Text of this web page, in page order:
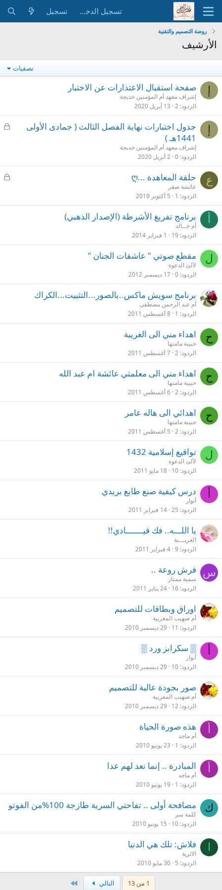
تسجيل الدخول تسجيل
روضة التصميم والتقنية
الأرشيف
تصفيات
إ صفحة استقبال الاعتذارات عن الاختبار
إشراف معهد أم المؤمنين خديجة
الردود 2 13 أبريل 2020
إ
م
جدول اختبارات نهاية الفصل الثالث ( جمادى الأولى
1441هـ )
إشراف معهد أم المؤمنين خديجة
الردود 0 2 أبريل 2020
ع
م
حلقة المعاهدة ...ღ
عائشة صقر
الردود 1 5 أكتوبر 2019
أ برنامج تفريغ الأشرطة (الإصدار الذهبي)
أم خــالد
الردود 19 1 فبراير 2014
ل مقطع صوتي " عاشقات الجنان "
لآلئ الدعوة
الردود 0 17 ديسمبر 2012
برنامج سويش ماكس..بالصور...التثبيت...الكراك
أم عبد الرحمن مصطفى
الردود 1 8 أغسطس 2011
ح اهداء مني الى الغريبة
حبيبة مامتها
الردود 2 7 أغسطس 2011
ح اهداء مني الى معلمتي عائشة ام عبد الله
حبيبة مامتها
الردود 2 6 أغسطس 2011
ح اهدائي الى هاله عامر
حبيبة مامتها
الردود 2 5 أغسطس 2011
ل تواقيع إسلامية 1432
لآلئ الدعوة
الردود 10 18 مايو 2011
أ درس كيفية صنع طابع بريدي
أنوار
الردود 25 14 فبراير 2011
يا اللـــه.. فك قيـــــــادي!!
الغريـــبة
الردود 9 4 فبراير 2011
س فرش روعة ..
سمية ممتاز
الردود 16 24 يناير 2011
اوراق وبطاقات للتصميم
أم صهيب المغربية
الردود 11 29 ديسمبر 2010
أ ▒ سكرابز ورد ▒
أنوار
الردود 10 29 ديسمبر 2010
صور بجودة عالية للتصميم
أم صهيب المغربية
الردود 12 29 ديسمبر 2010
أ هذه صورة الحياة
أم ماجد
الردود 1 23 يونيو 2010
أ المبادرة .. إنما نعد لهم عدا
أم ماجد
الردود 1 19 يونيو 2010
ك مصافحة أولى .. تفاحتي السرية طازجة 100%من الفوتو
كلمة سر
الردود 10 15 يونيو 2010
ا فلاش: تلك هي الدنيا
الاثرية
الردود 5 30 مايو 2010
1 من 13 التالي